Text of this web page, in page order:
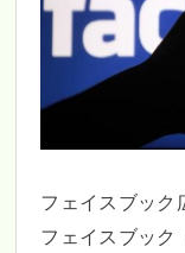
フェイスブック
フェイスブック